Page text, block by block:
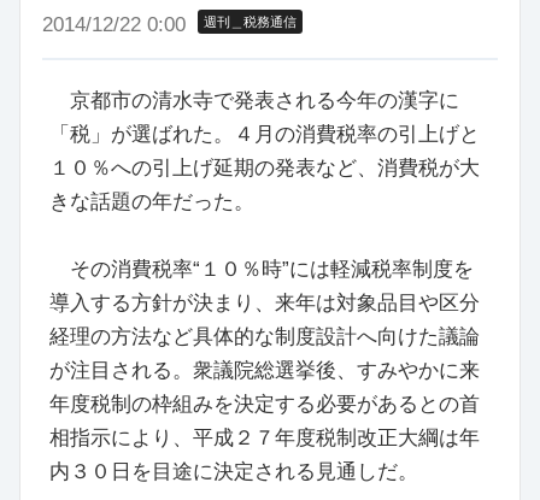
2014/12/22 0:00 週刊＿税務通信
京都市の清水寺で発表される今年の漢字に
「税」が選ばれた。４月の消費税率の引上げと
１０％への引上げ延期の発表など、消費税が大
きな話題の年だった。
その消費税率“１０％時”には軽減税率制度を
導入する方針が決まり、来年は対象品目や区分
経理の方法など具体的な制度設計へ向けた議論
が注目される。衆議院総選挙後、すみやかに来
年度税制の枠組みを決定する必要があるとの首
相指示により、平成２７年度税制改正大綱は年
内３０日を目途に決定される見通しだ。